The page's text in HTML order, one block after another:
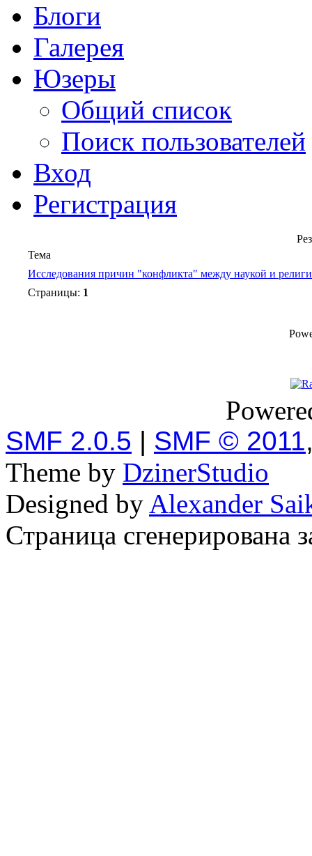
Блоги
Галерея
Юзеры
Общий список
Поиск пользователей
Вход
Регистрация
Тема
Исследования причин "конфликта" между наукой и
Страницы: 1
SMF 2.0.5 | SMF © 2011
Theme by DzinerStudio
Designed by Alexander
Страница сгенерирована